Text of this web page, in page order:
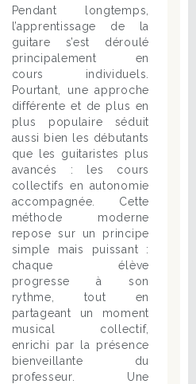
Pendant longtemps,
l’apprentissage de la
guitare s’est déroulé
principalement en
cours individuels.
Pourtant, une approche
différente et de plus en
plus populaire séduit
aussi bien les débutants
que les guitaristes plus
avancés : les cours
collectifs en autonomie
accompagnée. Cette
méthode moderne
repose sur un principe
simple mais puissant :
chaque élève
progresse à son
rythme, tout en
partageant un moment
musical collectif,
enrichi par la présence
bienveillante du
professeur. Une